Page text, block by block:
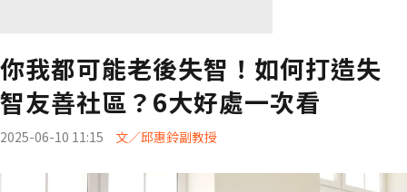
你我都可能老後失智！如何打造失
智友善社區？6大好處一次看
2025-06-10 11:15 文／邱惠鈴副教授